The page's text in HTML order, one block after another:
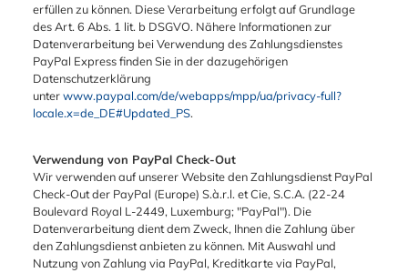
erfüllen zu können. Diese Verarbeitung erfolgt auf Grundlage
des Art. 6 Abs. 1 lit. b DSGVO. Nähere Informationen zur
Datenverarbeitung bei Verwendung des Zahlungsdienstes
PayPal Express finden Sie in der dazugehörigen
Datenschutzerklärung
unterwww.paypal.com/de/webapps/mpp/ua/privacy-full?
locale.x=de_DE#Updated_PS.
Verwendung von PayPal Check-Out
Wir verwenden auf unserer Website den Zahlungsdienst PayPal
Check-Out der PayPal (Europe) S.à.r.l. et Cie, S.C.A. (22-24
Boulevard Royal L-2449, Luxemburg; "PayPal"). Die
Datenverarbeitung dient dem Zweck, Ihnen die Zahlung über
den Zahlungsdienst anbieten zu können. Mit Auswahl und
Nutzung von Zahlung via PayPal, Kreditkarte via PayPal,